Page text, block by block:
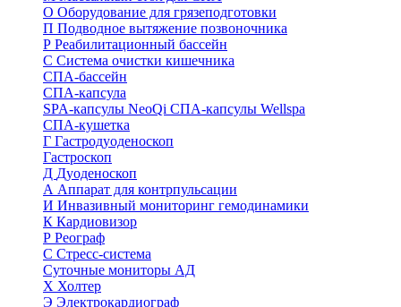
О Оборудование для грязеподготовки
П Подводное вытяжение позвоночника
Р Реабилитационный бассейн
С Система очистки кишечника
СПА-бассейн
СПА-капсула
SPA-капсулы NeoQi СПА-капсулы Wellspa
СПА-кушетка
Г Гастродуоденоскоп
Гастроскоп
Д Дуоденоскоп
А Аппарат для контрпульсации
И Инвазивный мониторинг гемодинамики
К Кардиовизор
Р Реограф
С Стресс-система
Суточные мониторы АД
Х Холтер
Э Электрокардиограф